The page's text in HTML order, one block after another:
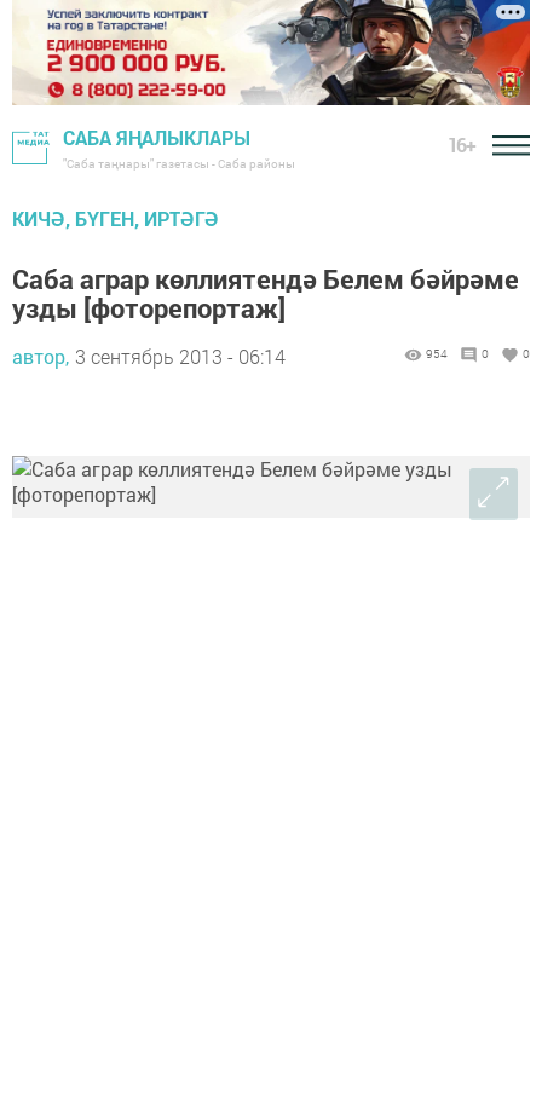
САБА ЯҢАЛЫКЛАРЫ
"Саба таңнары" газетасы - Саба районы
16+
КИЧӘ, БҮГЕН, ИРТӘГӘ
Саба аграр көллиятендә Белем бәйрәме
узды [фоторепортаж]
автор, 3 сентябрь 2013 - 06:14 954 0 0